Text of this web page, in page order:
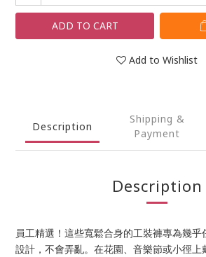
ADD TO CART
Add to Wishlist
Description
Shipping &
Payment
Description
員工精選！這些寬鬆合身的工裝褲專為幾
設計，不會弄亂。在花園、音樂節或小徑